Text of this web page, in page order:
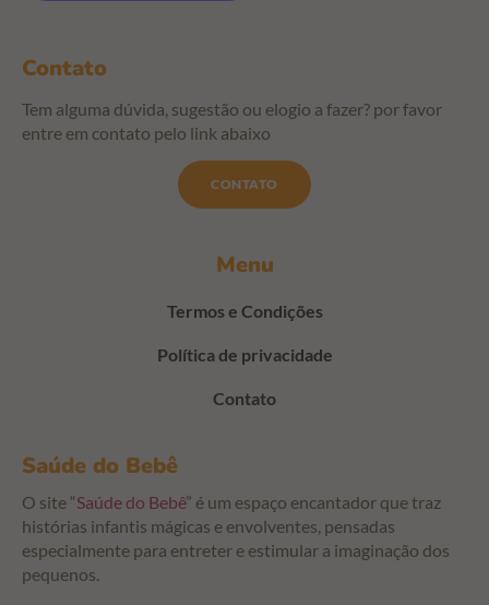
Saúde do Bebê
O site “Saúde do Bebê” é um espaço encantador que traz
histórias infantis mágicas e envolventes, pensadas
especialmente para entreter e estimular a imaginação dos
pequenos.
Menu
Termos e Condições
Política de privacidade
Contato
Contato
Tem alguma dúvida, sugestão ou elogio a fazer? por favor
entre em contato pelo link abaixo
CONTATO